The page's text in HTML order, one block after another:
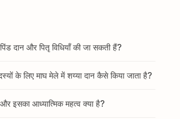
दान और पितृ विधियाँ की जा सकती हैं?
के लिए माघ मेले में शय्या दान कैसे किया जाता है?
और इसका आध्यात्मिक महत्व क्या है?